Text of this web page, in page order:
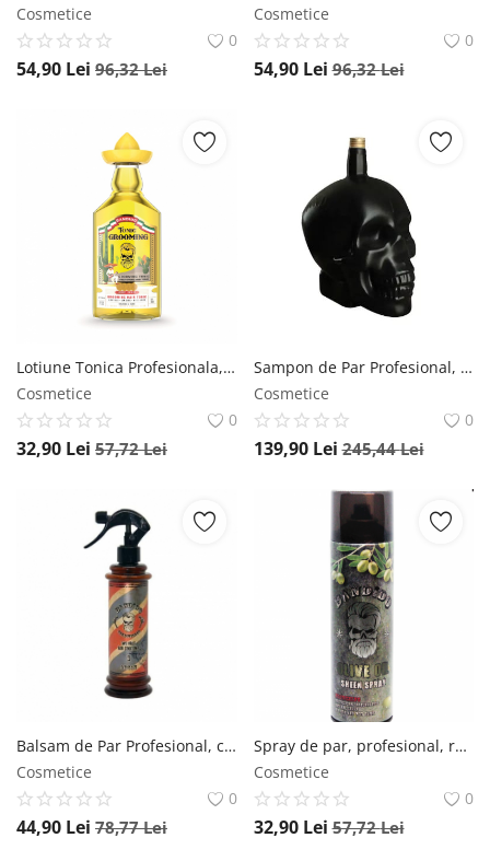
Cosmetice
0
54,90 Lei 96,32Lei
Cosmetice
0
54,90 Lei 96,32Lei
Lotiune Tonica Profesionala, Grooming Tonic Bandido, 250 ML Bandido
Cosmetice
0
32,90 Lei 57,72Lei
Sampon de Par Profesional, pentru toate tipurile de par, BANDIDO, 5000 ml Bandido
Cosmetice
0
139,90 Lei 245,44Lei
Balsam de Par Profesional, cu ARGAN in 2 faze, BANDIDO, 350 ml Bandido
Cosmetice
0
44,90 Lei 78,77Lei
Spray de par, profesional, reparator cu ulei de masline, Bandido, 500 ML Bandido
Cosmetice
0
32,90 Lei 57,72Lei